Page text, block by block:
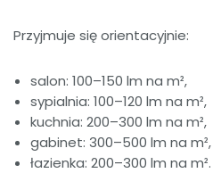
Przyjmuje się orientacyjnie:
salon: 100–150 lm na m²,
sypialnia: 100–120 lm na m²,
kuchnia: 200–300 lm na m²,
gabinet: 300–500 lm na m²,
łazienka: 200–300 lm na m².